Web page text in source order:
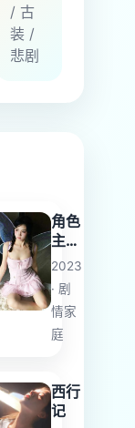
/ 古
装 /
悲剧
角色
主播
女友
2023
· 剧
情家
庭
西行
记